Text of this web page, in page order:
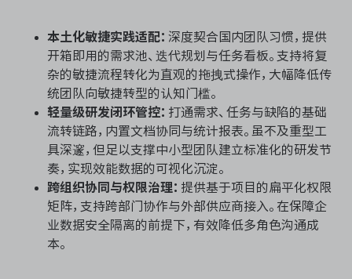
本土化敏捷实践适配： 深度契合国内团队习惯，提供
开箱即用的需求池、迭代规划与任务看板。支持将复
杂的敏捷流程转化为直观的拖拽式操作，大幅降低传
统团队向敏捷转型的认知门槛。
轻量级研发闭环管控： 打通需求、任务与缺陷的基础
流转链路，内置文档协同与统计报表。虽不及重型工
具深邃，但足以支撑中小型团队建立标准化的研发节
奏，实现效能数据的可视化沉淀。
跨组织协同与权限治理： 提供基于项目的扁平化权限
矩阵，支持跨部门协作与外部供应商接入。在保障企
业数据安全隔离的前提下，有效降低多角色沟通成
本。